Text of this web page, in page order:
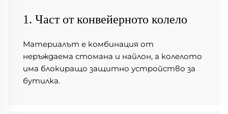
1. Част от конвейерното колело
Материалът е комбинация от
неръждаема стомана и найлон, а колелото
има блокиращо защитно устройство за
бутилка.